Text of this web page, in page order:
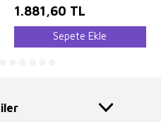
1.881,60 TL
Sepete Ekle